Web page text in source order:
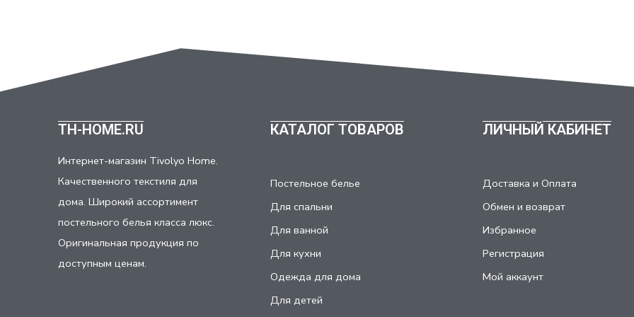
TH-HOME.RU
Интернет-магазин Tivolyo Home.
Качественного текстиля для
дома. Широкий ассортимент
постельного белья класса люкс.
Оригинальная продукция по
доступным ценам.
КАТАЛОГ ТОВАРОВ
Постельное белье
Для спальни
Для ванной
Для кухни
Одежда для дома
Для детей
ЛИЧНЫЙ КАБИНЕТ
Доставка и Оплата
Обмен и возврат
Избранное
Регистрация
Мой аккаунт